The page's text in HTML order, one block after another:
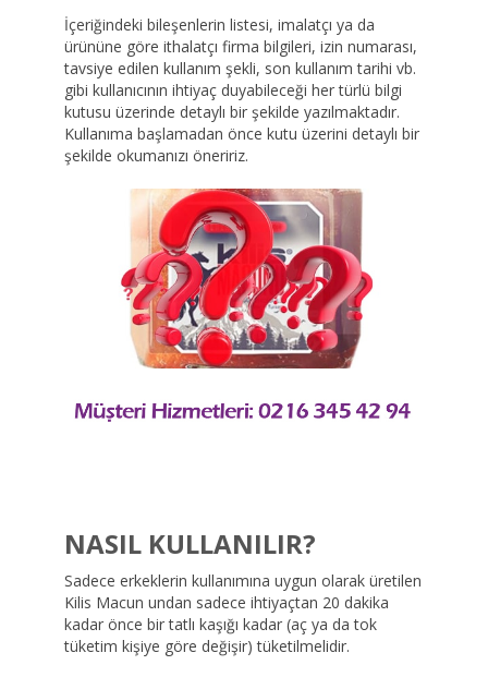
İçeriğindeki bileşenlerin listesi, imalatçı ya da
ürününe göre ithalatçı firma bilgileri, izin numarası,
tavsiye edilen kullanım şekli, son kullanım tarihi vb.
gibi kullanıcının ihtiyaç duyabileceği her türlü bilgi
kutusu üzerinde detaylı bir şekilde yazılmaktadır.
Kullanıma başlamadan önce kutu üzerini detaylı bir
şekilde okumanızı öneririz.
NASIL KULLANILIR?
Sadece erkeklerin kullanımına uygun olarak üretilen
Kilis Macun undan sadece ihtiyaçtan 20 dakika
kadar önce bir tatlı kaşığı kadar (aç ya da tok
tüketim kişiye göre değişir) tüketilmelidir.